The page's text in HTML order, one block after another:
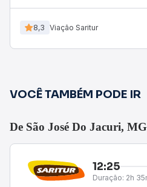
8,3 Viação Saritur
VOCÊ TAMBÉM PODE IR
De São José Do Jacuri,
12:25
Duração: 2h